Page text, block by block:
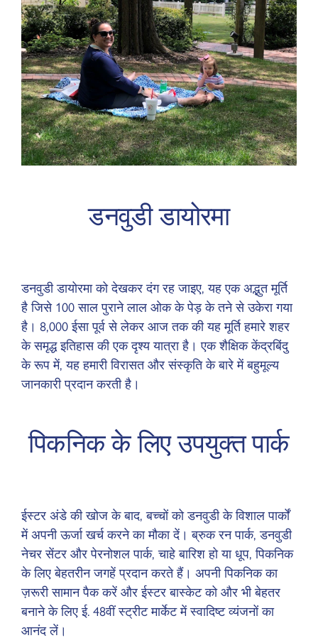
डनवुडी डायोरमा
डनवुडी डायोरमा को देखकर दंग रह जाइए, यह एक अद्भुत मूर्ति
है जिसे 100 साल पुराने लाल ओक के पेड़ के तने से उकेरा गया
है। 8,000 ईसा पूर्व से लेकर आज तक की यह मूर्ति हमारे शहर
के समृद्ध इतिहास की एक दृश्य यात्रा है। एक शैक्षिक केंद्रबिंदु
के रूप में, यह हमारी विरासत और संस्कृति के बारे में बहुमूल्य
जानकारी प्रदान करती है।
पिकनिक के लिए उपयुक्त पार्क
ईस्टर अंडे की खोज के बाद, बच्चों को डनवुडी के विशाल पार्कों
में अपनी ऊर्जा खर्च करने का मौका दें। ब्रुक रन पार्क, डनवुडी
नेचर सेंटर और पेरनोशल पार्क, चाहे बारिश हो या धूप, पिकनिक
के लिए बेहतरीन जगहें प्रदान करते हैं। अपनी पिकनिक का
ज़रूरी सामान पैक करें और ईस्टर बास्केट को और भी बेहतर
बनाने के लिए ई. 48वीं स्ट्रीट मार्केट में स्वादिष्ट व्यंजनों का
आनंद लें।